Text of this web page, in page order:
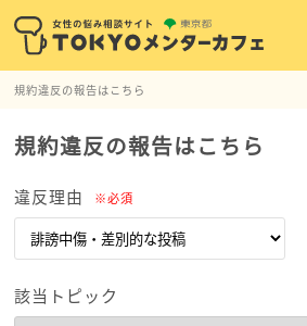
規約違反の報告はこちら
規約違反の報告はこちら
違反理由 ※必須
該当トピック